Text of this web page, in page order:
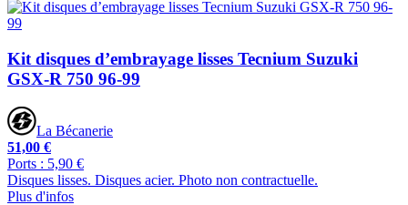
Kit disques d’embrayage lisses Tecnium Suzuki
GSX-R 750 96-99
La Bécanerie
51,00 €
Ports : 5,90 €
Disques lisses. Disques acier. Photo non contractuelle.
Plus d'infos